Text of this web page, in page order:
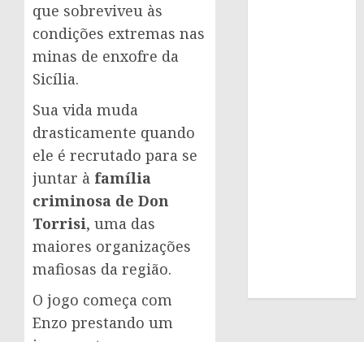
que sobreviveu às
condições extremas nas
minas de enxofre da
Sicília.
Sua vida muda
drasticamente quando
ele é recrutado para se
juntar à família
criminosa de Don
Torrisi, uma das
maiores organizações
mafiosas da região.
O jogo começa com
Enzo prestando um